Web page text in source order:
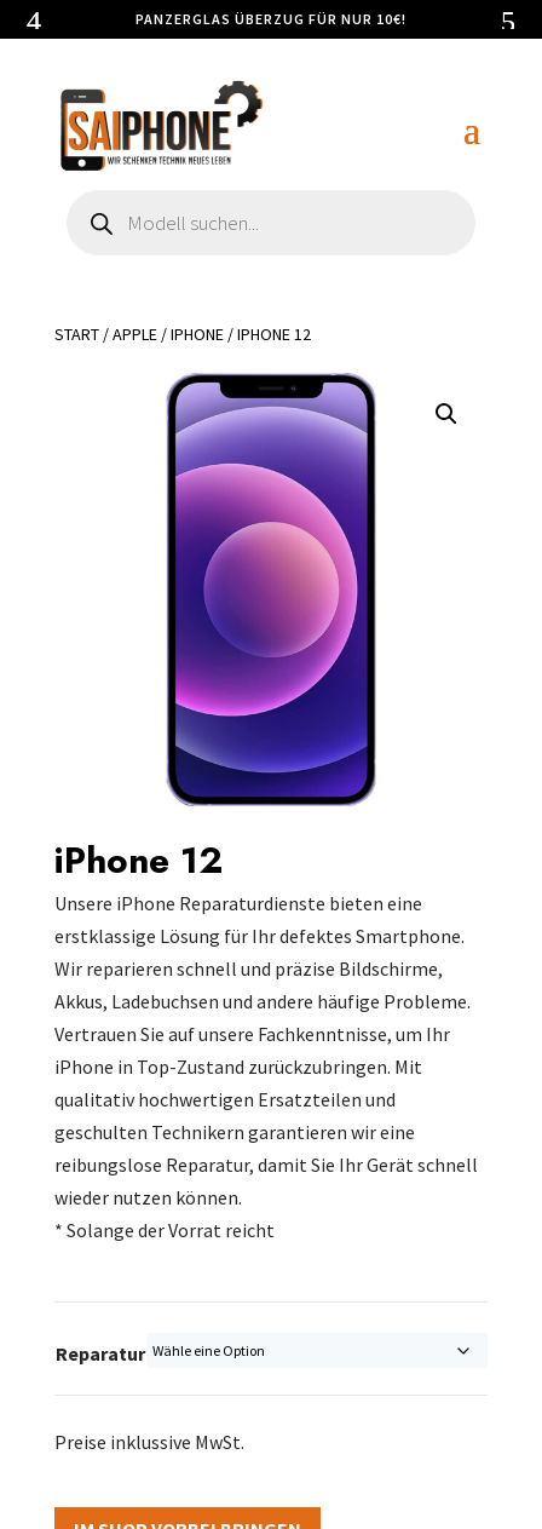
PANZERGLAS ÜBERZUG FÜR NUR 10€!
search
START/APPLE/IPHONE/ IPHONE 12
iPhone 12
Unsere iPhone Reparaturdienste bieten eine
erstklassige Lösung für Ihr defektes Smartphone.
Wir reparieren schnell und präzise Bildschirme,
Akkus, Ladebuchsen und andere häufige Probleme.
Vertrauen Sie auf unsere Fachkenntnisse, um Ihr
iPhone in Top-Zustand zurückzubringen. Mit
qualitativ hochwertigen Ersatzteilen und
geschulten Technikern garantieren wir eine
reibungslose Reparatur, damit Sie Ihr Gerät schnell
wieder nutzen können.
* Solange der Vorrat reicht
Reparatur
Preise inklussive MwSt.